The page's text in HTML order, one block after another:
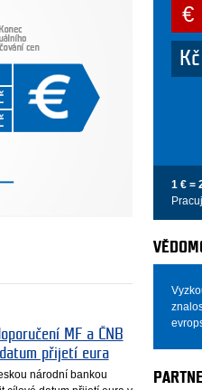
MF a ČNB
přijetí eura
národní bankou
€
Kč
1 € =